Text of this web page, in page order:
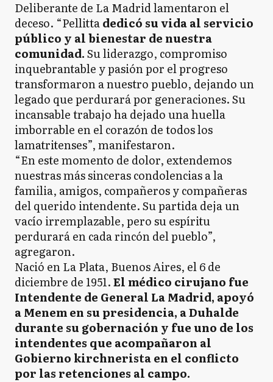
Deliberante de La Madrid lamentaron el
deceso. “Pellittadedicó su vida al servicio
público y al bienestar de nuestra
comunidad.Su liderazgo, compromiso
inquebrantable y pasión por el progreso
transformaron a nuestro pueblo, dejando un
legado que perdurará por generaciones. Su
incansable trabajo ha dejado una huella
imborrable en el corazón de todos los
lamatritenses”, manifestaron.
“En este momento de dolor, extendemos
nuestras más sinceras condolencias a la
familia, amigos, compañeros y compañeras
del querido intendente. Su partida deja un
vacío irremplazable, pero su espíritu
perdurará en cada rincón del pueblo”,
agregaron.
Nació en La Plata, Buenos Aires, el 6 de
diciembre de 1951.El médico cirujano fue
Intendente de General La Madrid, apoyó
a Menem en su presidencia, a Duhalde
durante su gobernación y fue uno de los
intendentes que acompañaron al
Gobierno kirchnerista en el conflicto
por las retenciones al campo.